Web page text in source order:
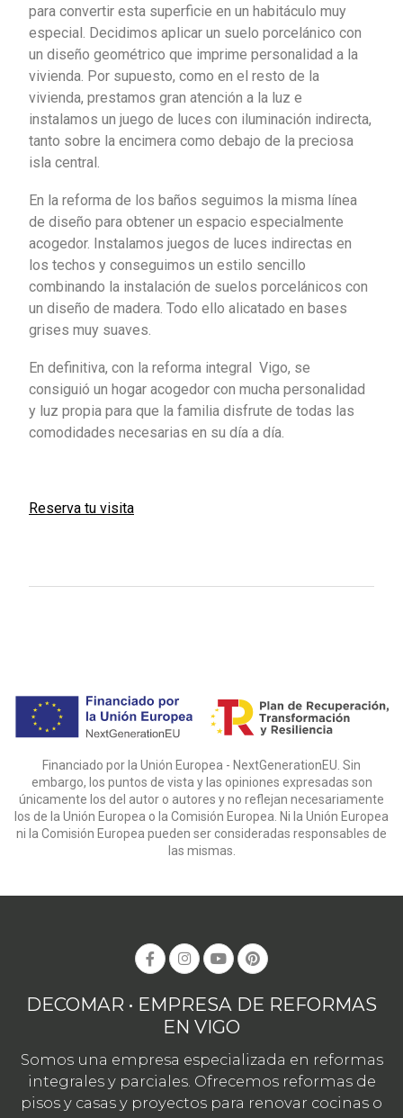
para convertir esta superficie en un habitáculo muy
especial. Decidimos aplicar un suelo porcelánico con
un diseño geométrico que imprime personalidad a la
vivienda. Por supuesto, como en el resto de la
vivienda, prestamos gran atención a la luz e
instalamos un juego de luces con iluminación indirecta,
tanto sobre la encimera como debajo de la preciosa
isla central.
En la reforma de los baños seguimos la misma línea
de diseño para obtener un espacio especialmente
acogedor. Instalamos juegos de luces indirectas en
los techos y conseguimos un estilo sencillo
combinando la instalación de suelos porcelánicos con
un diseño de madera. Todo ello alicatado en bases
grises muy suaves.
En definitiva, con la reforma integral Vigo, se
consiguió un hogar acogedor con mucha personalidad
y luz propia para que la familia disfrute de todas las
comodidades necesarias en su día a día.
Reserva tu visita
Financiado por la Unión Europea - NextGenerationEU. Sin
embargo, los puntos de vista y las opiniones expresadas son
únicamente los del autor o autores y no reflejan necesariamente
los de la Unión Europea o la Comisión Europea. Ni la Unión Europea
ni la Comisión Europea pueden ser consideradas responsables de
las mismas.
DECOMAR • EMPRESA DE REFORMAS
EN VIGO
Somos una empresa especializada en reformas
integrales y parciales. Ofrecemos reformas de
pisos y casas y proyectos para renovar cocinas o